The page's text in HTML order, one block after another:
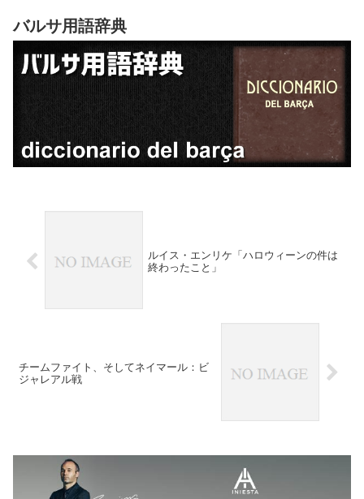
バルサ用語辞典
ルイス・エンリケ「ハロウィーンの件は
終わったこと」
チームファイト、そしてネイマール：ビ
ジャレアル戦